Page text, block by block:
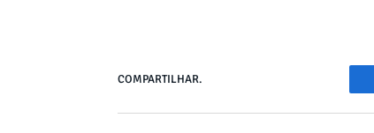
COMPARTILHAR.